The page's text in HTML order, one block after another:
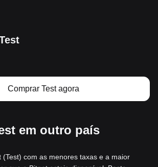
Comprar Test agora
em outro país
(Test) com as menores taxas e a maior